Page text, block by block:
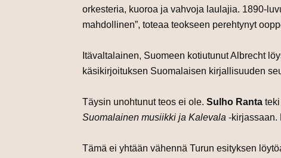
orkesteria, kuoroa ja vahvoja laulajia. 1890-
mahdollinen”, toteaa teokseen perehtynyt
Itävaltalainen, Suomeen kotiutunut Albrecht
käsikirjoituksen Suomalaisen kirjallisuuden
Täysin unohtunut teos ei ole. Sulho Ranta
Suomalainen musiikki ja Kalevala -kirjassaan.
Tämä ei yhtään vähennä Turun esityksen